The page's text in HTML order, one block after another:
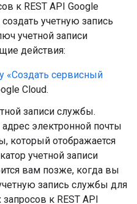
к REST API Google
учетную запись
учетной записи
действия:
«Создать сервисный
Cloud.
записи службы.
электронной почты
который отображается
учетной записи
вам позже, когда вы
запись службы для
к REST API